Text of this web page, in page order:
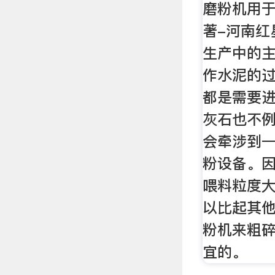
磨粉机用
著-河南红
生产中的
作水泥的
都是需要
灰石也不
会牵涉到
粉设备。
喂料粒度
以比起其
粉机来粗
宜的。